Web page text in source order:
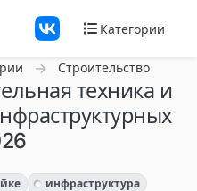
Категории
Строительство
техника и
инфраструктура